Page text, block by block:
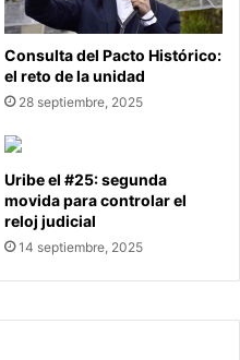
Consulta del Pacto Histórico:
el reto de la unidad
28 septiembre, 2025
Uribe el #25: segunda
movida para controlar el
reloj judicial
14 septiembre, 2025